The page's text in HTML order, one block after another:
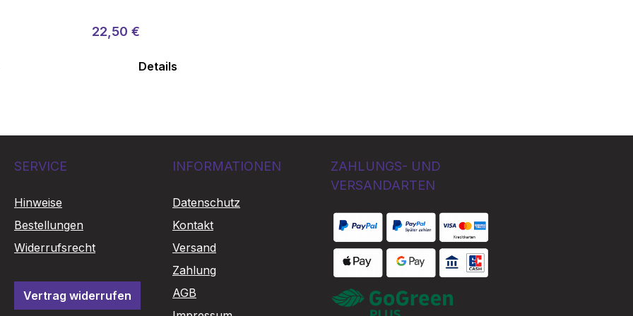
Verkaufspreis:
22,50 €
Details
SERVICE
Hinweise
Bestellungen
Widerrufsrecht
Vertrag widerrufen
INFORMATIONEN
Datenschutz
Kontakt
Versand
Zahlung
AGB
ZAHLUNGS- UND
VERSANDARTEN
Bezahlung per